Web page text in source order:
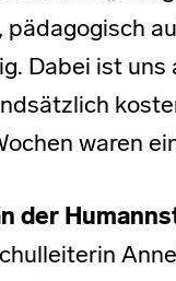
pädagogisch
Dabei ist uns
waren
der